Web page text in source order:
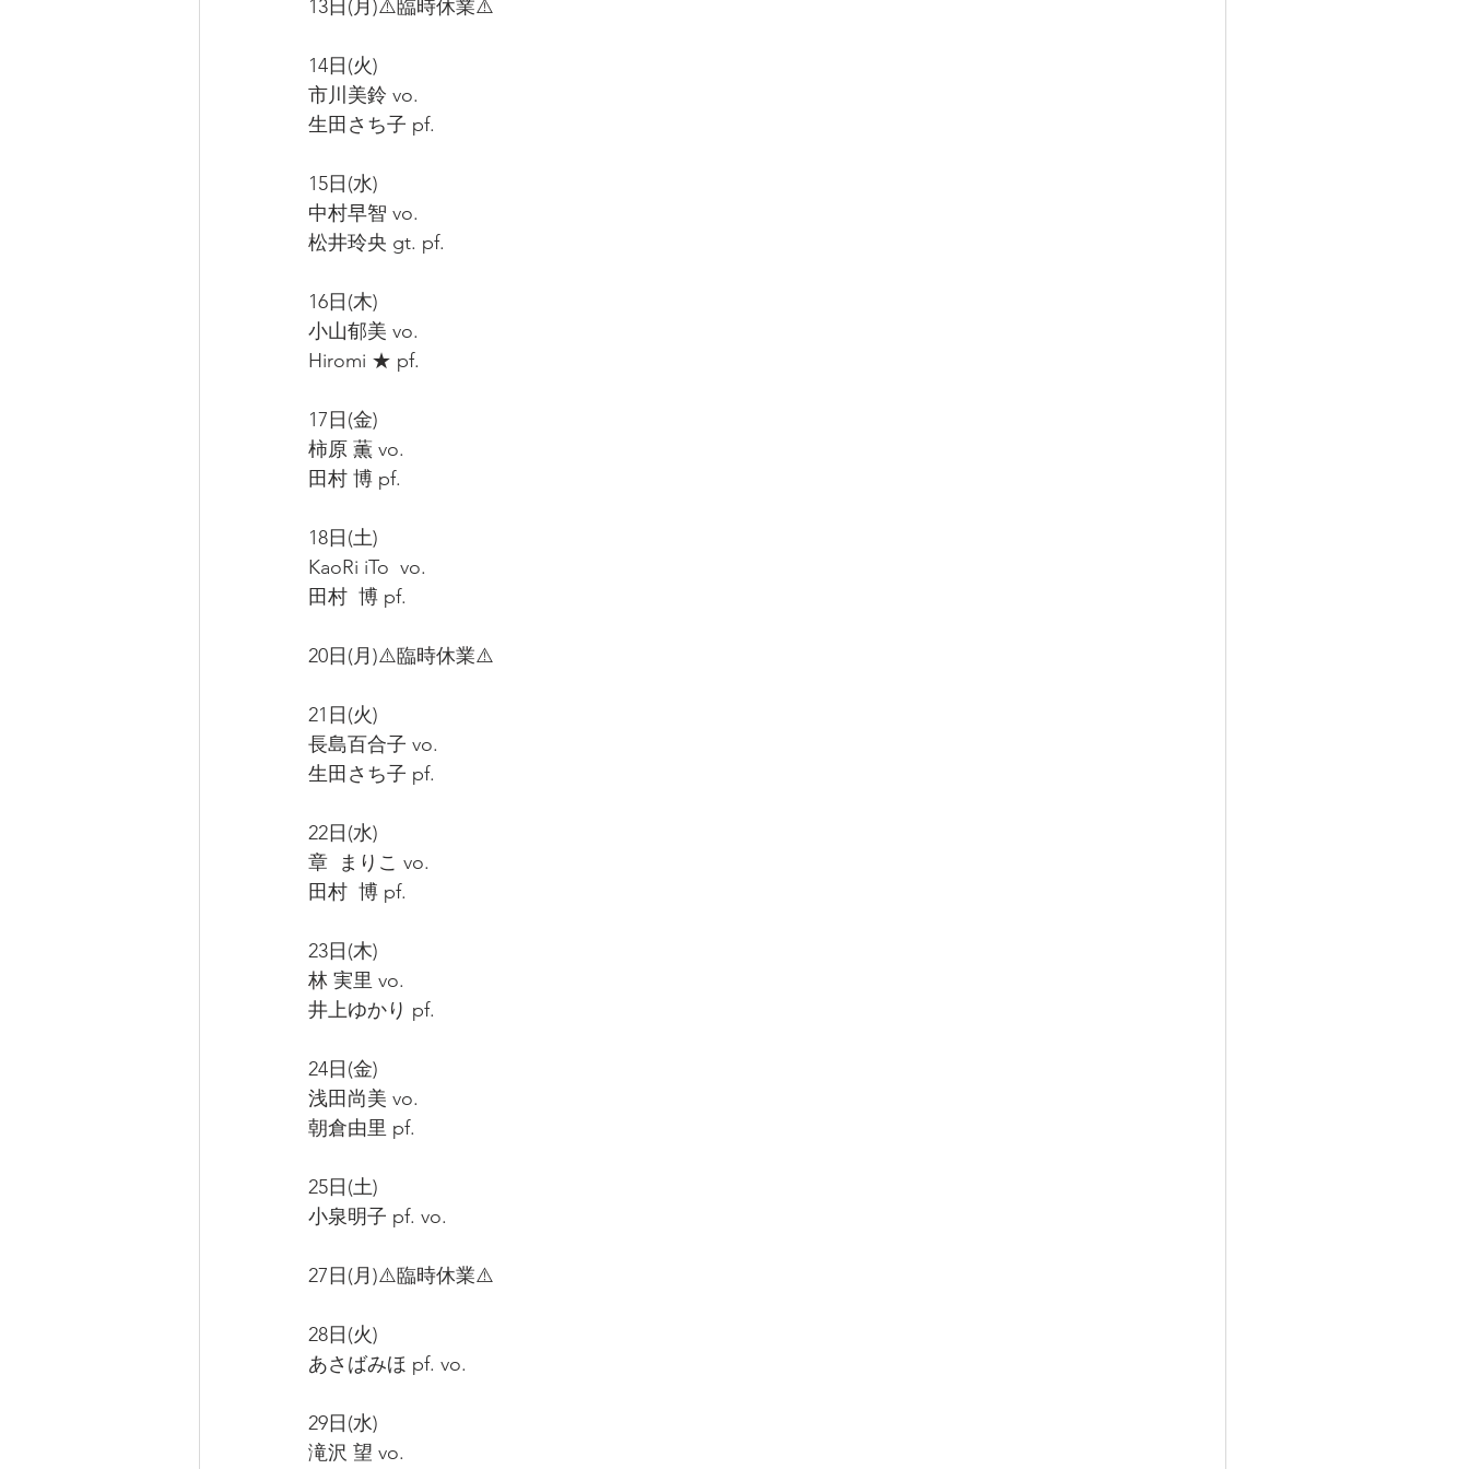
13日(月)⚠️臨時休業⚠️
14日(火)
市川美鈴 vo.
生田さち子 pf.
15日(水)
中村早智 vo.
松井玲央 gt. pf.
16日(木)
小山郁美 vo.
Hiromi ★ pf.
17日(金)
柿原 薫 vo.
田村 博 pf.
18日(土)
KaoRi iTo  vo.
田村  博 pf.
20日(月)⚠️臨時休業⚠️
21日(火)
長島百合子 vo.
生田さち子 pf.
22日(水)
章  まりこ vo.
田村  博 pf.
23日(木)
林 実里 vo.
井上ゆかり pf.
24日(金)
浅田尚美 vo.
朝倉由里 pf.
25日(土)
小泉明子 pf. vo.
27日(月)⚠️臨時休業⚠️
28日(火)
あさばみほ pf. vo.
29日(水)
滝沢 望 vo.